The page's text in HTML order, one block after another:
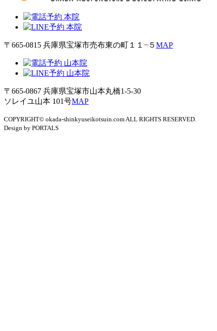
〒665-0815 兵庫県宝塚市売布東の町１１−５ MAP
〒665-0867 兵庫県宝塚市山本丸橋1-5-30
ソレイユ山本 101号MAP
COPYRIGHT© okada-shinkyuseikotsuin.com ALL RIGHTS RESERVED.
Design by PORTALS